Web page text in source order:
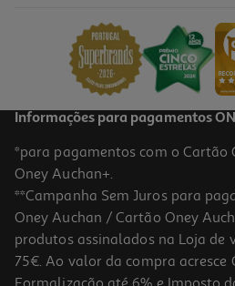
Informações para pagamentos
*para pagamentos com o Cartão
Oney Auchan+.
**Campanha Sem Juros para
Oney Auchan / Cartão Oney
produtos assinalados na Loja de
75€. Ao valor da compra acresce